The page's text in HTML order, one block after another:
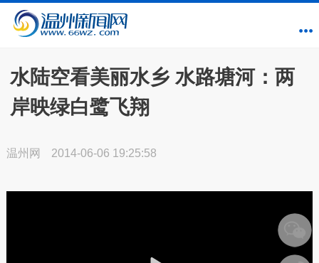
水陆空看美丽水乡 水路塘河：两
岸映绿白鹭飞翔
温州网 2014-06-06 19:25:58